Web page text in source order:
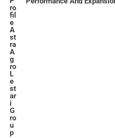
ro
fil
e
A
st
ra
A
g
ro
L
e
st
ar
i
G
ro
u
p